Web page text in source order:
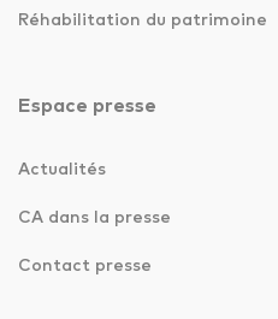
Réhabilitation du patrimoine
Espace presse
Actualités
CA dans la presse
Contact presse